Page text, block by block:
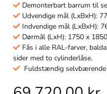
Demonterbart barrum til
Udvendige mål (LxBxH):
Indvendige mål (LxBxH):
Dørmål (LxH): 1750 x
Fås i alle RAL-farver,
sider med to cylinderlåse.
Fuldstændig selvbærende